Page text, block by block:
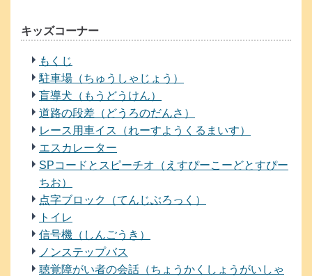
キッズコーナー
もくじ
駐車場（ちゅうしゃじょう）
盲導犬（もうどうけん）
道路の段差（どうろのだんさ）
レース用車イス（れーすようくるまいす）
エスカレーター
SPコードとスピーチオ（えすぴーこーどとすぴー
ちお）
点字ブロック（てんじぶろっく）
トイレ
信号機（しんごうき）
ノンステップバス
聴覚障がい者の会話（ちょうかくしょうがいしゃ